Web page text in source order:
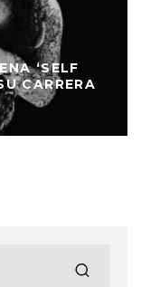
‘SELF
CARRERA